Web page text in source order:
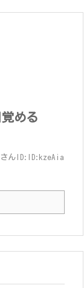
める
んID:ID:kzeAia